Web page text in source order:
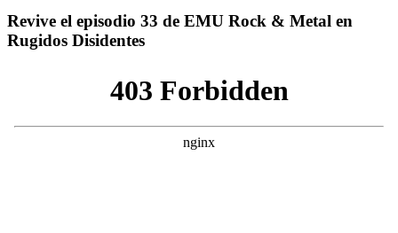
Revive el episodio 33 de EMU Rock & Metal en
Rugidos Disidentes